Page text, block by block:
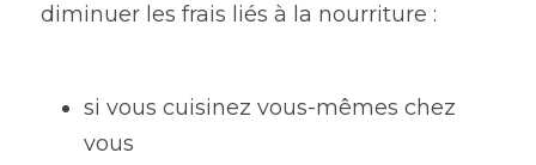
diminuer les frais liés à la nourriture :
si vous cuisinez vous-mêmes chez
vous